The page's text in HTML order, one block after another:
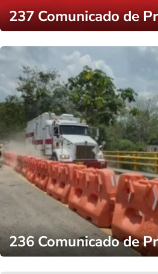
237 Comunicado de
236 Comunicado de